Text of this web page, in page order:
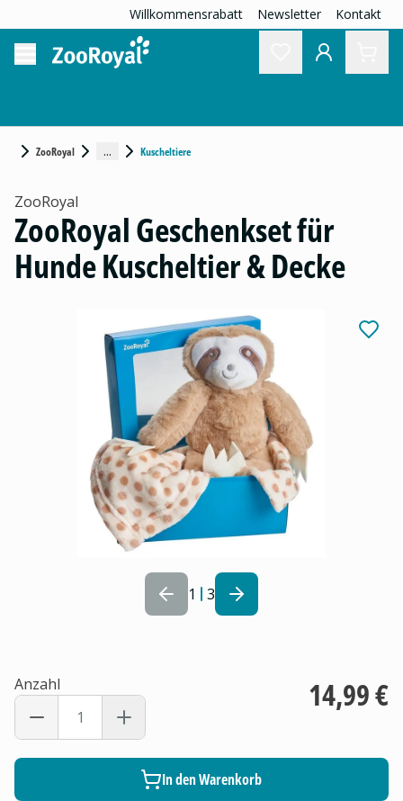
Willkommensrabatt Newsletter Kontakt
ZooRoyal ... Kuscheltiere
1 3
ZooRoyal
ZooRoyal Geschenkset für
Hunde Kuscheltier & Decke
Anzahl 14,99 €
In den Warenkorb